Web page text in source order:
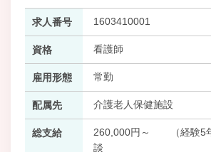
求人番号 1603410001
資格 看護師
雇用形態 常勤
配属先 介護老人保健施設
総支給
260,000円～ （経験5
談